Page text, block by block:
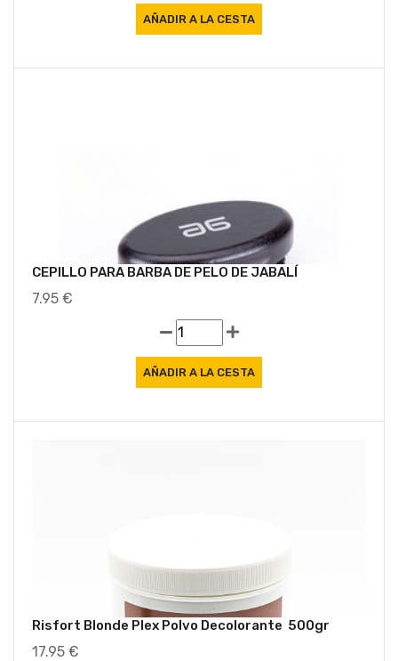
CEPILLO PARA BARBA DE PELO DE JABALÍ
7.95 €
Risfort Blonde Plex Polvo Decolorante 500gr
17.95 €